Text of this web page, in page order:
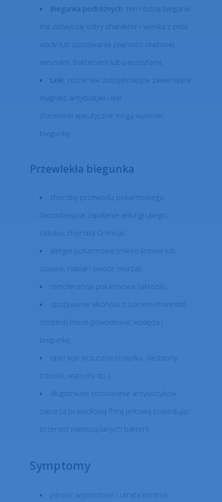
Biegunka podróżnych: ten rodzaj biegunki
ma zazwyczaj ostry charakter i wynika z picia
wody lub spożywania żywności skażonej
wirusami, bakteriami lub pasożytami,
Leki: różne leki zobojętniające zawierające
magnez, antybiotyki i leki
chemioterapeutyczne mogą wywołać
biegunkę.
Przewlekła biegunka
choroby przewodu pokarmowego
(wrzodziejące zapalenie jelita grubego,
celiakia, choroba Crohna),
alergie pokarmowe (mleko krowie lub
sojowe, nabiał i owoce morza),
nietolerancja pokarmowa (laktoza),
spożywanie alkoholu z cukrem (mannitol,
sorbitol) może powodować wzdęcia i
biegunkę,
operacje brzuszne (żołądka, śledziony,
trzustki, wątroby itp.),
długotrwałe stosowanie antybiotyków
zaburza prawidłową florę jelitową powodując
przerost niepożądanych bakterii.
Symptomy
pilność wypróżnień i utrata kontroli,